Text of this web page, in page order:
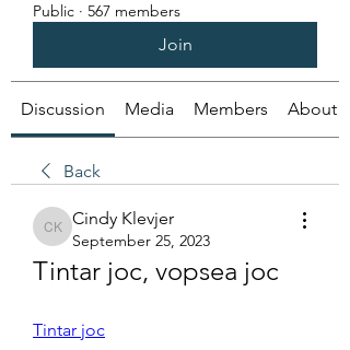
Public · 567 members
Join
Discussion Media Members About
Back
Cindy Klevjer
Cindy Klevjer
September 25, 2023
Tintar joc, vopsea joc
Tintar joc